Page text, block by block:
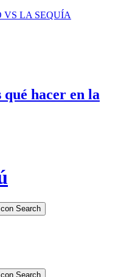
LA SEQUÍA